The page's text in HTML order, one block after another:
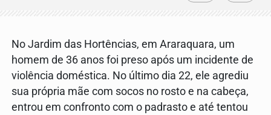
No Jardim das Hortências, em Araraquara, um
homem de 36 anos foi preso após um incidente de
violência doméstica. No último dia 22, ele agrediu
sua própria mãe com socos no rosto e na cabeça,
entrou em confronto com o padrasto e até tentou